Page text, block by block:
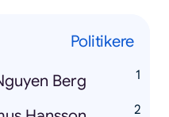
Politikere
Berg